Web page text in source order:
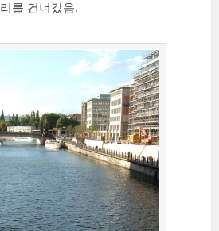
를 건너갔음.